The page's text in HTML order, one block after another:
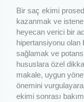
Bir saç ekimi
kazanmak ve
heyecan verici bir
hipertansiyonu
sağlamak ve
hususlara özel
makale, uygun
önemini
ekimi sonrası